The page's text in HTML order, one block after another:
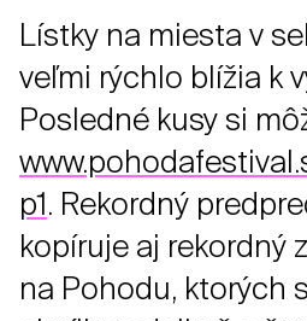
Lístky na miesta v
veľmi rýchlo blížia k
Posledné kusy si
p1. Rekordný
kopíruje aj rekordný
na Pohodu, ktorých